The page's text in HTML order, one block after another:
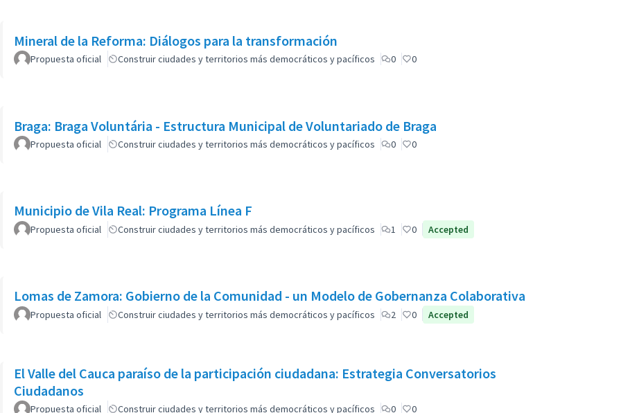
Mineral de la Reforma: Diálogos para la transformación
Propuesta oficial Construir ciudades y territorios más democráticos y pacíficos 0 0
Braga: Braga Voluntária - Estructura Municipal de Voluntariado de Braga
Propuesta oficial Construir ciudades y territorios más democráticos y pacíficos 0 0
Municipio de Vila Real: Programa Línea F
Propuesta oficial Construir ciudades y territorios más democráticos y pacíficos 1 0 Accepted
Lomas de Zamora: Gobierno de la Comunidad - un Modelo de Gobernanza Colaborativa
Propuesta oficial Construir ciudades y territorios más democráticos y pacíficos 2 0 Accepted
El Valle del Cauca paraíso de la participación ciudadana: Estrategia Conversatorios
Ciudadanos
Propuesta oficial Construir ciudades y territorios más democráticos y pacíficos 0 0